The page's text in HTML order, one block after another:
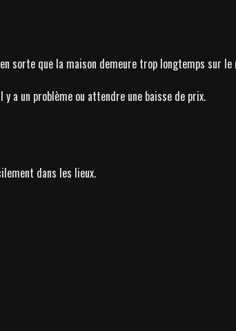
sorte que la maison demeure trop longtemps sur le
a un problème ou attendre une baisse de prix.
dans les lieux.